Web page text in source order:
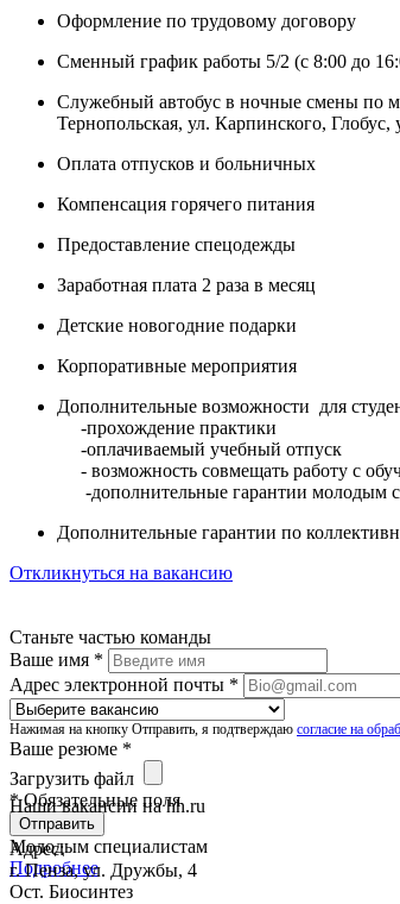
Оформление по трудовому договору
Сменный график работы 5/2 (с 8:00 до
Служебный автобус в ночные смены по
Тернопольская, ул. Карпинского,
Оплата отпусков и больничных
Компенсация горячего питания
Предоставление спецодежды
Заработная плата 2 раза в месяц
Детские новогодние подарки
Корпоративные мероприятия
Дополнительные возможности для
-прохождение практики
-оплачиваемый учебный отпуск
- возможность совмещать работу с
-дополнительные гарантии молодым
Дополнительные гарантии по
Откликнуться на вакансию
Станьте частью команды
Ваше имя *
Адрес электронной почты *
Нажимая на кнопку Отправить, я подтверждаю согласие на
Ваше резюме *
Загрузить файл
* Обязательные поля
Отправить
Молодым специалистам
Подробнее
Наши вакансии на hh.ru
Адрес:
г. Пенза, ул. Дружбы, 4
Ост. Биосинтез